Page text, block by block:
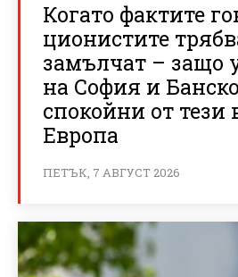
Когато фактите
ционистите
замълчат – защо
на София и
спокойни от тези
Европа
ПЕТЪК, 7 АВГУСТ 2026